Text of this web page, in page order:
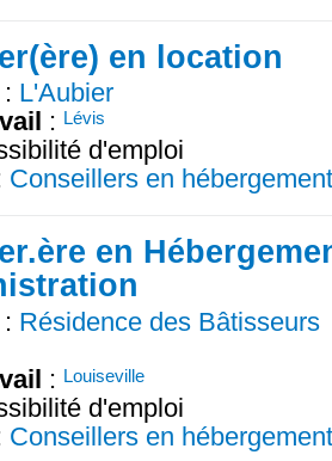
en location
: L'Aubier
: Lévis
d'emploi
Conseillers en hébergement
en
: Résidence des Bâtisseurs
: Louiseville
d'emploi
Conseillers en hébergement